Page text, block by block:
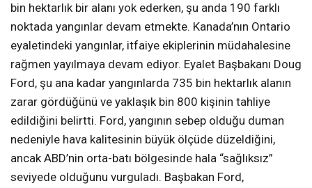
bin hektarlık bir alanı yok ederken, şu anda 190 farklı
noktada yangınlar devam etmekte. Kanada’nın Ontario
eyaletindeki yangınlar, itfaiye ekiplerinin müdahalesine
rağmen yayılmaya devam ediyor. Eyalet Başbakanı Doug
Ford, şu ana kadar yangınlarda 735 bin hektarlık alanın
zarar gördüğünü ve yaklaşık bin 800 kişinin tahliye
edildiğini belirtti. Ford, yangının sebep olduğu duman
nedeniyle hava kalitesinin büyük ölçüde düzeldiğini,
ancak ABD’nin orta-batı bölgesinde hala “sağlıksız”
seviyede olduğunu vurguladı. Başbakan Ford,